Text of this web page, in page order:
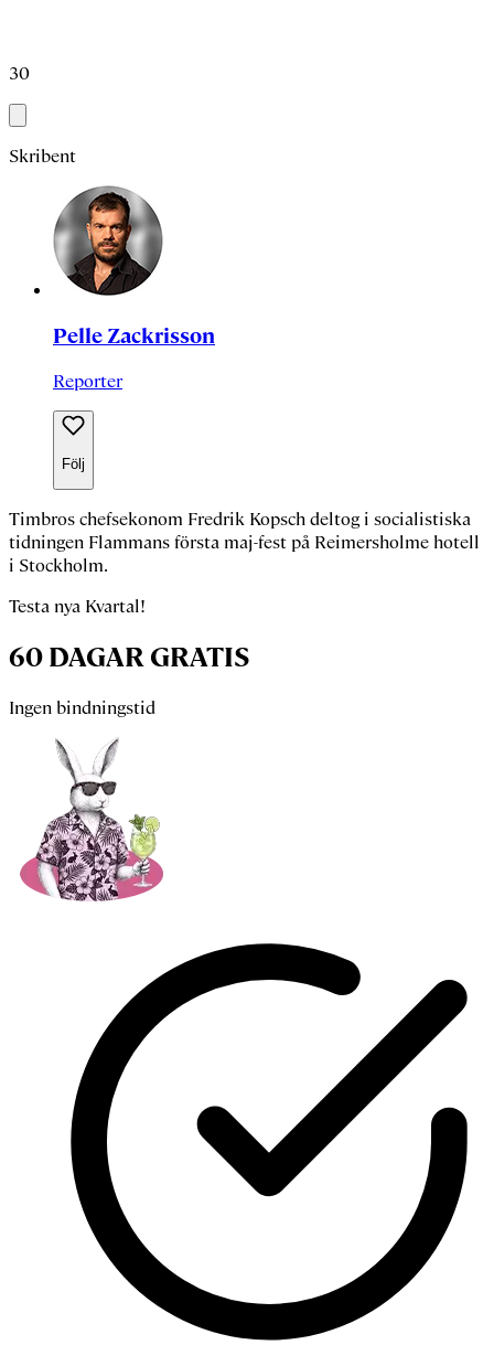
30
Skribent
Pelle Zackrisson
Reporter
Följ
Timbros chefsekonom Fredrik Kopschdeltog i socialistiska
tidningen Flammans första maj-fest på Reimersholme hotell
i Stockholm.
Testa nya Kvartal!
60 DAGAR GRATIS
Ingen bindningstid